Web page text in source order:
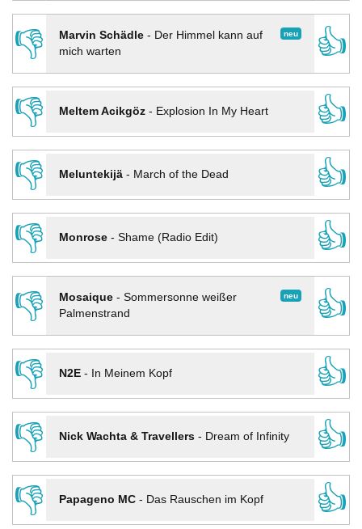
👎 neu
Marvin Schädle- Der Himmel kann auf
mich warten
👍
👎
Meltem Acikgöz- Explosion In My Heart
👍
👎
Meluntekijä- March of the Dead
👍
👎
Monrose- Shame (Radio Edit)
👍
👎
neu
Mosaique- Sommersonne weißer
Palmenstrand
👍
👎
N2E- In Meinem Kopf
👍
👎
Nick Wachta & Travellers- Dream of Infinity
👍
👎
Papageno MC- Das Rauschen im Kopf
👍